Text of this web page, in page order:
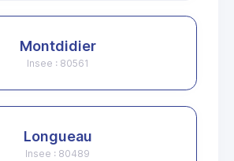
Montdidier
Insee : 80561
Longueau
Insee : 80489